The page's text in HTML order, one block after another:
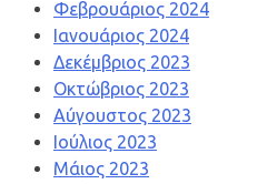
Φεβρουάριος 2024
Ιανουάριος 2024
Δεκέμβριος 2023
Οκτώβριος 2023
Αύγουστος 2023
Ιούλιος 2023
Μάιος 2023